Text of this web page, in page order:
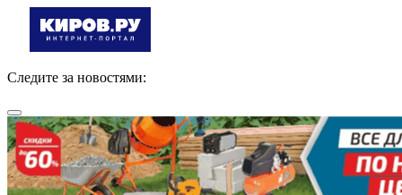
Следите за новостями: